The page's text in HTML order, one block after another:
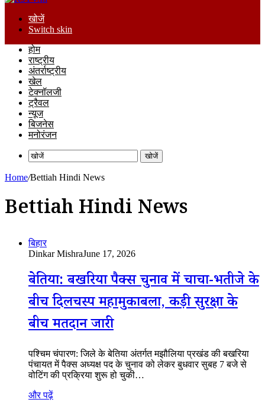
खोजें
Switch skin
होम
राष्ट्रीय
अंतर्राष्ट्रीय
खेल
टेक्नॉलजी
ट्रैवल
न्यूज
बिजनेस
मनोरंजन
खोजें
Home/Bettiah Hindi News
Bettiah Hindi News
बिहार
Dinkar MishraJune 17, 2026
बेतिया: बखरिया पैक्स चुनाव में चाचा-भतीजे के
बीच दिलचस्प महामुकाबला, कड़ी सुरक्षा के
बीच मतदान जारी
पश्चिम चंपारण: जिले के बेतिया अंतर्गत मझौलिया प्रखंड की बखरिया
पंचायत में पैक्स अध्यक्ष पद के चुनाव को लेकर बुधवार सुबह 7 बजे से
वोटिंग की प्रक्रिया शुरू हो चुकी…
और पढ़ें